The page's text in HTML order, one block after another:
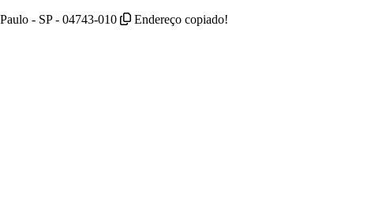
- SP - 04743-010
Endereço copiado!